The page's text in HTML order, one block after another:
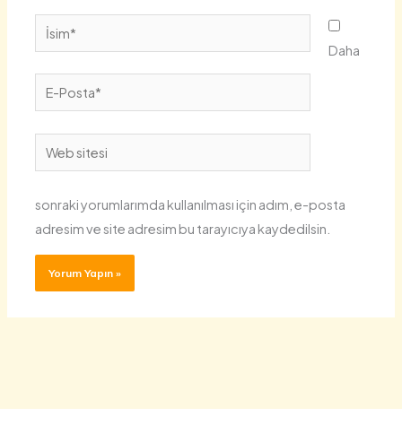
İsim*
E-
Posta*
Web
sitesi
Daha
sonraki yorumlarımda kullanılması için adım, e-posta
adresim ve site adresim bu tarayıcıya kaydedilsin.